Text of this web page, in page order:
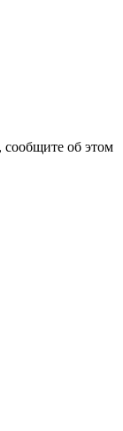
сообщите об этом